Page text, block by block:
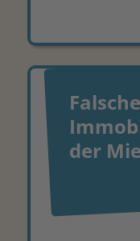
der